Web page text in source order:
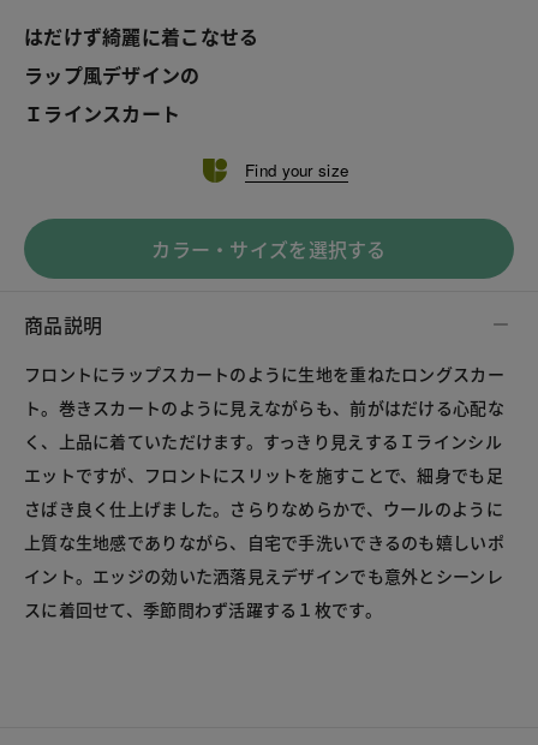
はだけず綺麗に着こなせる
ラップ風デザインの
Ｉラインスカート
Find your size
カラー・サイズを選択する
商品説明
フロントにラップスカートのように生地を重ねたロングスカー
ト。巻きスカートのように見えながらも、前がはだける心配な
く、上品に着ていただけます。すっきり見えするＩラインシル
エットですが、フロントにスリットを施すことで、細身でも足
さばき良く仕上げました。さらりなめらかで、ウールのように
上質な生地感でありながら、自宅で手洗いできるのも嬉しいポ
イント。エッジの効いた洒落見えデザインでも意外とシーンレ
スに着回せて、季節問わず活躍する１枚です。
LINE